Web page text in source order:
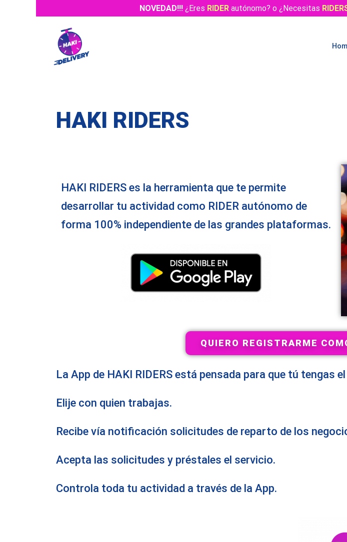
NOVEDAD!!! ¿Eres RIDER autónomo? o ¿Necesitas
HAKI RIDERS
HAKI RIDERS es la herramienta que te permite
desarrollar tu actividad como RIDER autónomo de
forma 100% independiente de las grandes plataformas.
QUIERO REGISTRARME
La App de HAKI RIDERS está pensada para que tú
Elije con quien trabajas.
Recibe vía notificación solicitudes de reparto de los
Acepta las solicitudes y préstales el servicio.
Controla toda tu actividad a través de la App.